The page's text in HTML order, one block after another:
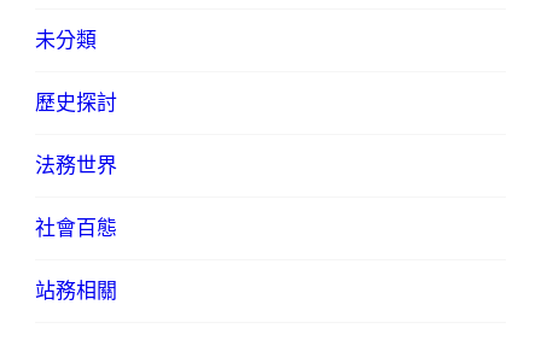
未分類
歷史探討
法務世界
社會百態
站務相關